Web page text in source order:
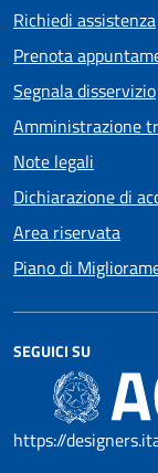
Richiedi assistenza
Prenota
Segnala disservizio
Amministrazione
Note legali
Dichiarazione di
Area riservata
Piano di
SEGUICI SU
https://